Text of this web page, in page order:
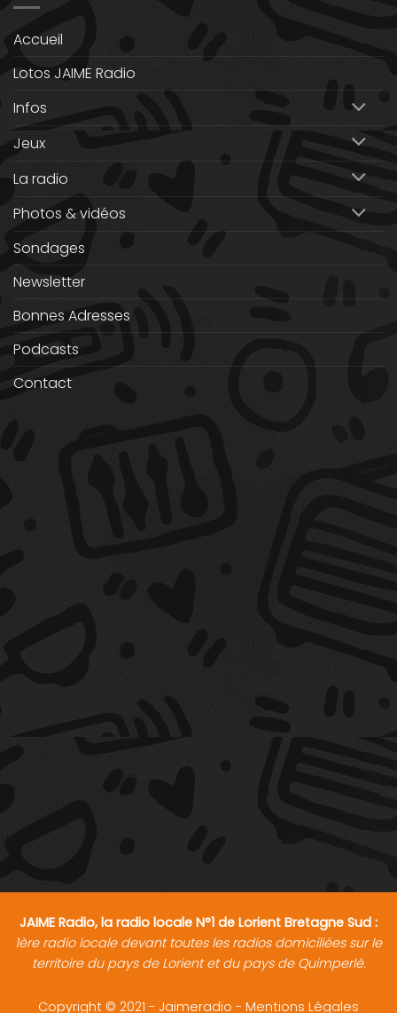
Accueil
Lotos JAIME Radio
Infos
Jeux
La radio
Photos & vidéos
Sondages
Newsletter
Bonnes Adresses
Podcasts
Contact
JAIME Radio, la radio locale N°1 de Lorient Bretagne Sud :
1ère radio locale devant toutes les radios domiciliées sur le
territoire du pays de Lorient et du pays de Quimperlé.
Copyright © 2021 - Jaimeradio - Mentions Légales